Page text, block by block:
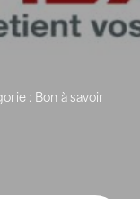
: Bon à savoir